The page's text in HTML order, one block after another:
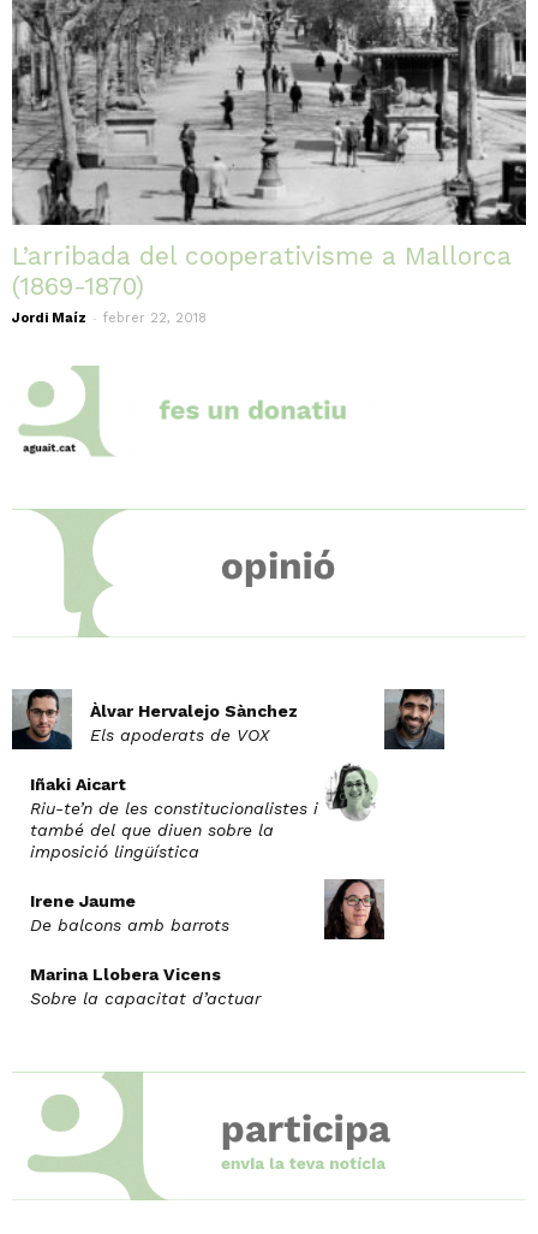
L’arribada del cooperativisme a Mallorca
(1869-1870)
Jordi Maíz - febrer 22, 2018
Àlvar Hervalejo Sànchez
Els apoderats de VOX
Iñaki Aicart
Riu-te’n de les constitucionalistes i
també del que diuen sobre la
imposició lingüística
Irene Jaume
De balcons amb barrots
Marina Llobera Vicens
Sobre la capacitat d’actuar